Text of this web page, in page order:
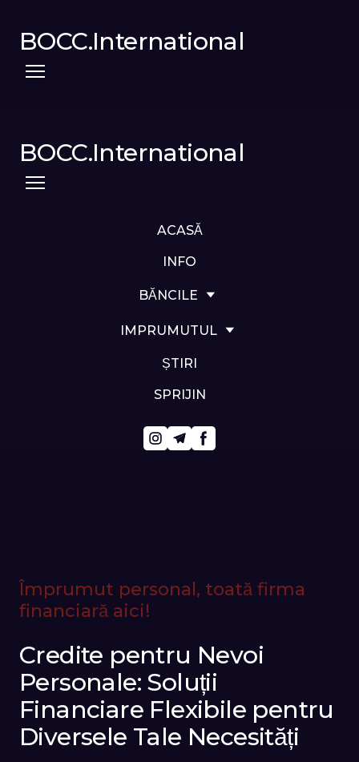
BOCC.International
BOCC.International
ACASĂ
INFO
BĂNCILE
IMPRUMUTUL
ȘTIRI
SPRIJIN
Împrumut personal, toată firma
financiară aici!
Credite pentru Nevoi
Personale: Soluții
Financiare Flexibile pentru
Diversele Tale Necesități